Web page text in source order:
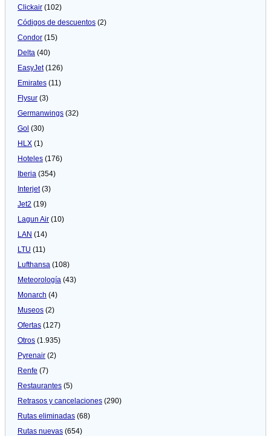
Clickair (102)
Códigos de descuentos (2)
Condor (15)
Delta (40)
EasyJet(126)
Emirates (11)
Flysur (3)
Germanwings (32)
Gol (30)
HLX (1)
Hoteles (176)
Iberia (354)
Interjet(3)
Jet2 (19)
Lagun Air (10)
LAN (14)
LTU (11)
Lufthansa (108)
Meteorologí­a (43)
Monarch (4)
Museos (2)
Ofertas (127)
Otros (1.935)
Pyrenair (2)
Renfe (7)
Restaurantes (5)
Retrasos y cancelaciones (290)
Rutas eliminadas (68)
Rutas nuevas (654)